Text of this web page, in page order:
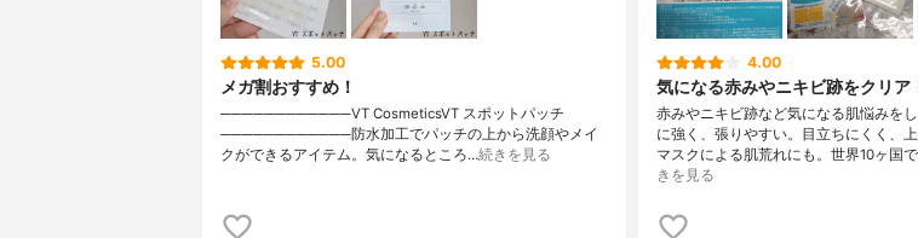
5.00
メガ割おすすめ！
────────────VT CosmeticsVT スポットパッチ
────────────防水加工でパッチの上から洗顔やメイ
クができるアイテム。気になるところ…続きを見る
4.00
気になる赤みやニキビ跡をクリア
赤みやニキビ跡など気になる肌悩みを
に強く、張りやすい。目立ちにくく、上
マスクによる肌荒れにも。世界10ヶ国
きを見る